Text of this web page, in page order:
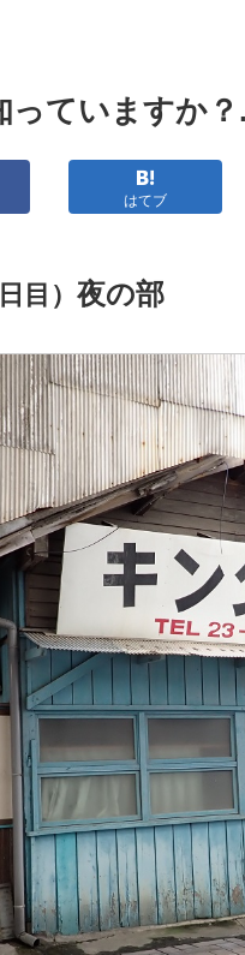
っていますか？
はてブ
目） 夜の部